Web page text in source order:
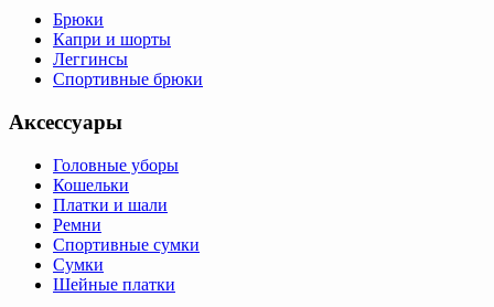
Брюки
Капри и шорты
Леггинсы
Спортивные брюки
Аксессуары
Головные уборы
Кошельки
Платки и шали
Ремни
Спортивные сумки
Сумки
Шейные платки